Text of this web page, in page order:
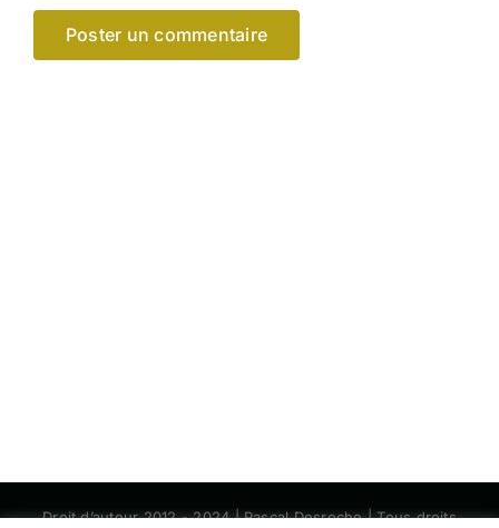
Droit d’auteur 2012 - 2024 | Pascal Desroche | Tous droits